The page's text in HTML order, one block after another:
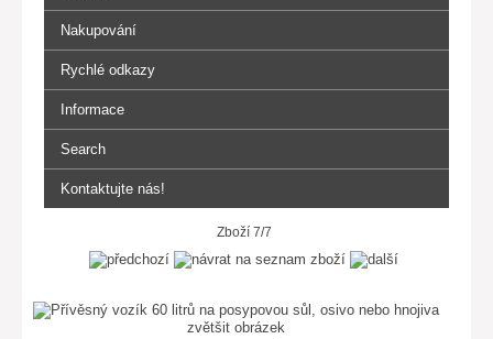
Nakupování
Rychlé odkazy
Informace
Search
Kontaktujte nás!
Zboží 7/7
zvětšit obrázek